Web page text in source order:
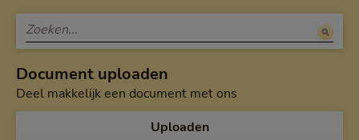
Document uploaden
Deel makkelijk een document met ons
Uploaden